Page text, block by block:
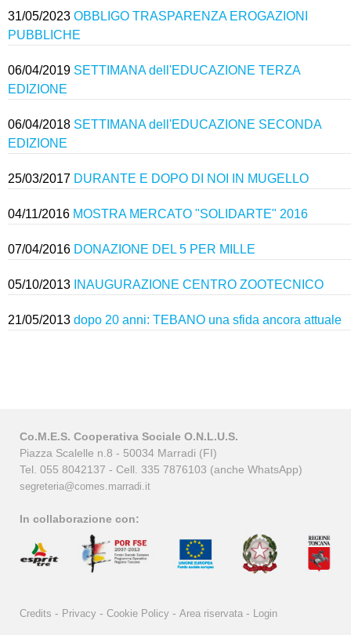
31/05/2023 OBBLIGO TRASPARENZA EROGAZIONI
PUBBLICHE
06/04/2019 SETTIMANA dell'EDUCAZIONE TERZA
EDIZIONE
06/04/2018 SETTIMANA dell'EDUCAZIONE SECONDA
EDIZIONE
25/03/2017 DURANTE E DOPO DI NOI IN MUGELLO
04/11/2016 MOSTRA MERCATO "SOLIDARTE" 2016
07/04/2016 DONAZIONE DEL 5 PER MILLE
05/10/2013 INAUGURAZIONE CENTRO ZOOTECNICO
21/05/2013 dopo 20 anni: TEBANO una sfida ancora attuale
Co.M.E.S. Cooperativa Sociale O.N.L.U.S.
Piazza Scalelle n.8 - 50034 Marradi (FI)
Tel. 055 8042137 - Cell. 335 7876103 (anche WhatsApp)
segreteria@comes.marradi.it
In collaborazione con:
Credits - Privacy - Cookie Policy - Area riservata - Login